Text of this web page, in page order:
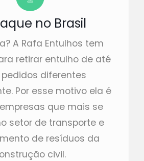
no Brasil
A Rafa Entulhos tem
retirar entulho de até
pedidos diferentes
Por esse motivo ela é
que mais se
setor de transporte e
de resíduos da
civil.